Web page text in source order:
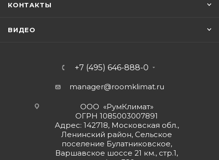
КОНТАКТЫ
ВИДЕО
+7 (495) 646-888-0
manager@roomklimat.ru
ООО «РумКлимат»
ОГРН 1085003007891
Адрес: 142718, Московская обл.,
Ленинский район, Сельское
поселение Булатниковское,
Варшавское шоссе 21 км., стр.1,